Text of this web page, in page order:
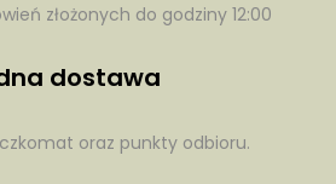
złożonych do godziny 12:00
dostawa
oraz punkty odbioru.